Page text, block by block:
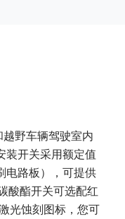
野车辆驾驶室内
装开关采用额定值
电路板），可提供
酸酯开关可选配红
光蚀刻图标，您可